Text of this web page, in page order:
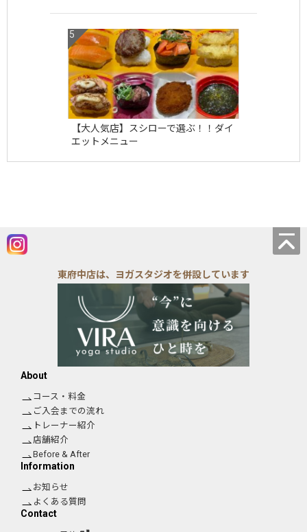
【大人気店】スシローで選ぶ！！ダイ
エットメニュー
東府中店は、ヨガスタジオを併設しています
About
コース・料金
ご入会までの流れ
トレーナー紹介
店舗紹介
Before & After
Information
お知らせ
よくある質問
Contact